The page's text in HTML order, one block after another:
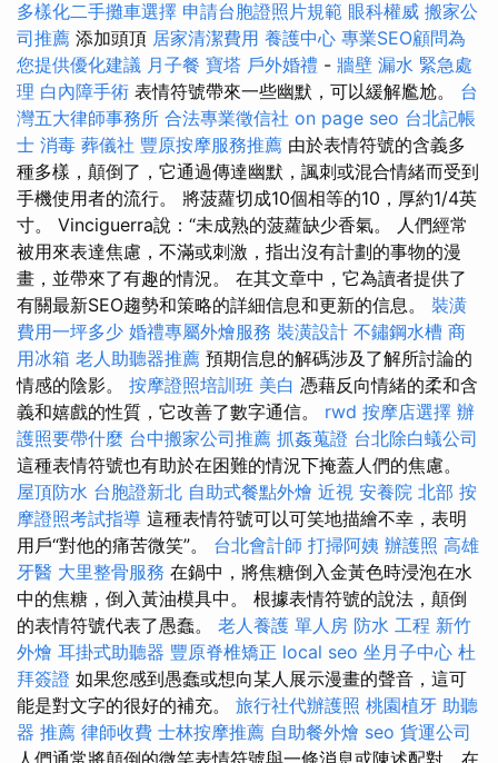
多樣化二手攤車選擇 申請台胞證照片規範 眼科權威 搬家公
司推薦 添加頭頂 居家清潔費用 養護中心 專業SEO顧問為
您提供優化建議 月子餐 寶塔 戶外婚禮 - 牆壁 漏水 緊急處
理 白內障手術 表情符號帶來一些幽默，可以緩解尷尬。 台
灣五大律師事務所 合法專業徵信社 on page seo 台北記帳
士 消毒 葬儀社 豐原按摩服務推薦 由於表情符號的含義多
種多樣，顛倒了，它通過傳達幽默，諷刺或混合情緒而受到
手機使用者的流行。 將菠蘿切成10個相等的10，厚約1/4英
寸。 Vinciguerra說：“未成熟的菠蘿缺少香氣。 人們經常
被用來表達焦慮，不滿或刺激，指出沒有計劃的事物的漫
畫，並帶來了有趣的情況。 在其文章中，它為讀者提供了
有關最新SEO趨勢和策略的詳細信息和更新的信息。 裝潢
費用一坪多少 婚禮專屬外燴服務 裝潢設計 不鏽鋼水槽 商
用冰箱 老人助聽器推薦 預期信息的解碼涉及了解所討論的
情感的陰影。 按摩證照培訓班 美白 憑藉反向情緒的柔和含
義和嬉戲的性質，它改善了數字通信。 rwd 按摩店選擇 辦
護照要帶什麼 台中搬家公司推薦 抓姦蒐證 台北除白蟻公司
這種表情符號也有助於在困難的情況下掩蓋人們的焦慮。
屋頂防水 台胞證新北 自助式餐點外燴 近視 安養院 北部 按
摩證照考試指導 這種表情符號可以可笑地描繪不幸，表明
用戶“對他的痛苦微笑”。 台北會計師 打掃阿姨 辦護照 高雄
牙醫 大里整骨服務 在鍋中，將焦糖倒入金黃色時浸泡在水
中的焦糖，倒入黃油模具中。 根據表情符號的說法，顛倒
的表情符號代表了愚蠢。 老人養護 單人房 防水 工程 新竹
外燴 耳掛式助聽器 豐原脊椎矯正 local seo 坐月子中心 杜
拜簽證 如果您感到愚蠢或想向某人展示漫畫的聲音，這可
能是對文字的很好的補充。 旅行社代辦護照 桃園植牙 助聽
器 推薦 律師收費 士林按摩推薦 自助餐外燴 seo 貨運公司
人們通常將顛倒的微笑表情符號與一條消息或陳述配對，在